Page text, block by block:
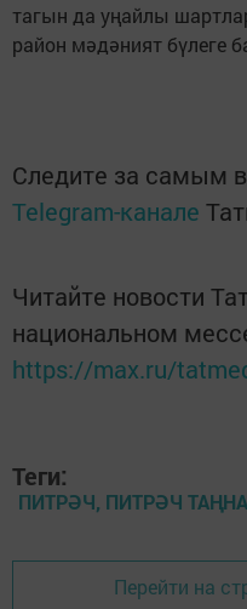
тагын да уңайлы
район мәдәният бүлеге
Следите за самым
Telegram-канале
Читайте новости
национальном
https://max.ru/
Теги:
ПИТРӘЧ, ПИТРӘЧ
Перейти на